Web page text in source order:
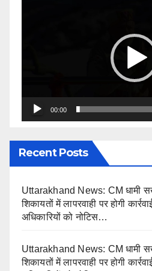
00:00
Recent Posts
Uttarakhand News: CM धामी
शिकायतों में लापरवाही पर होगी
अधिकारियों को नोटिस…
Uttarakhand News: CM धामी
शिकायतों में लापरवाही पर होगी